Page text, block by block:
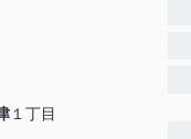
１丁目